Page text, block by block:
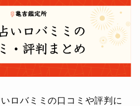
ロバミミの口コミや評判に